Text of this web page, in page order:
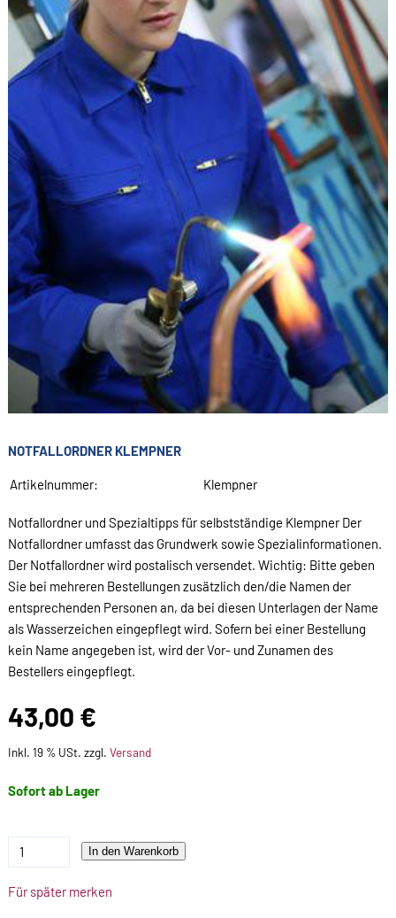
NOTFALLORDNER KLEMPNER
Artikelnummer: Klempner
Notfallordner und Spezialtipps für selbstständige Klempner Der
Notfallordner umfasst das Grundwerk sowie Spezialinformationen.
Der Notfallordner wird postalisch versendet. Wichtig: Bitte geben
Sie bei mehreren Bestellungen zusätzlich den/die Namen der
entsprechenden Personen an, da bei diesen Unterlagen der Name
als Wasserzeichen eingepflegt wird. Sofern bei einer Bestellung
kein Name angegeben ist, wird der Vor- und Zunamen des
Bestellers eingepflegt.
43,00 €
Inkl. 19 % USt. zzgl. Versand
Sofort ab Lager
In den Warenkorb
Für später merken